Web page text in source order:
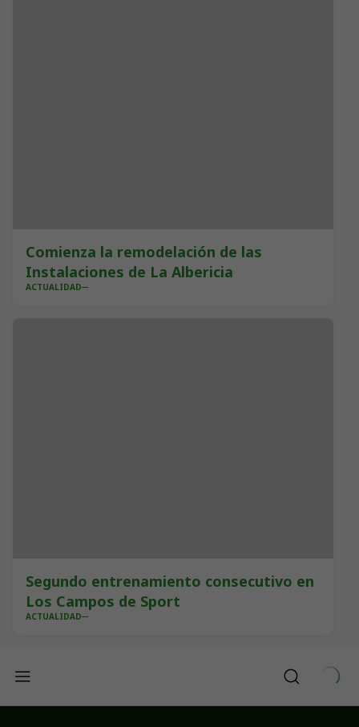
Comienza la remodelación de las
Instalaciones de La Albericia
ACTUALIDAD
Segundo entrenamiento consecutivo en
Los Campos de Sport
ACTUALIDAD